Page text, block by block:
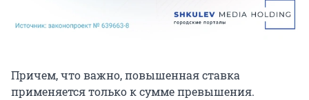
Причем, что важно, повышенная ставка
применяется только к сумме превышения.